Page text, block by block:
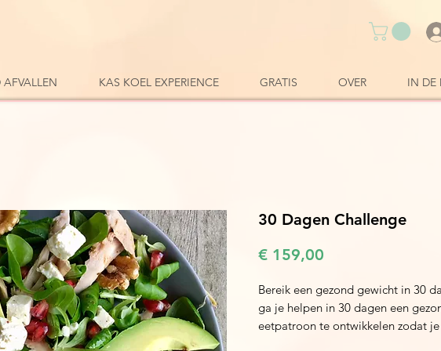
KAS KOEL EXPERIENCE GRATIS OVER IN DE
30 Dagen Challenge
€ 159,00
Bereik een gezond gewicht in 30
ga je helpen in 30 dagen een
eetpatroon te ontwikkelen zodat